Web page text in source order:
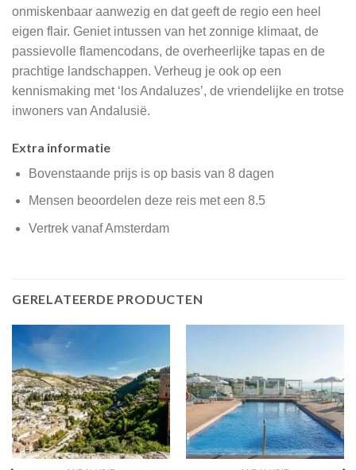
onmiskenbaar aanwezig en dat geeft de regio een heel
eigen flair. Geniet intussen van het zonnige klimaat, de
passievolle flamencodans, de overheerlijke tapas en de
prachtige landschappen. Verheug je ook op een
kennismaking met ‘los Andaluzes’, de vriendelijke en trotse
inwoners van Andalusië.
Extra informatie
Bovenstaande prijs is op basis van 8 dagen
Mensen beoordelen deze reis met een 8.5
Vertrek vanaf Amsterdam
GERELATEERDE PRODUCTEN